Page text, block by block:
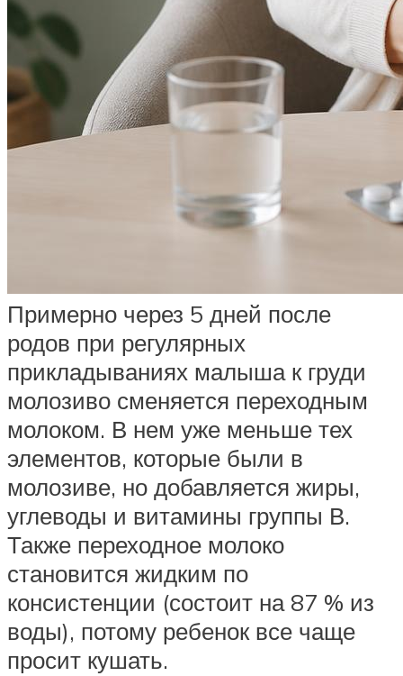
Примерно через 5 дней после
родов при регулярных
прикладываниях малыша к груди
молозиво сменяется переходным
молоком. В нем уже меньше тех
элементов, которые были в
молозиве, но добавляется жиры,
углеводы и витамины группы В.
Также переходное молоко
становится жидким по
консистенции (состоит на 87 % из
воды), потому ребенок все чаще
просит кушать.